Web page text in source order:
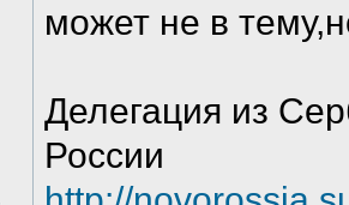
может не в
Делегация из
России